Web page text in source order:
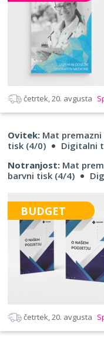
četrtek, 20. avgusta
Ovitek: Mat
tisk (4/0)
Digitalni
Notranjost: Mat
barvni tisk (4/4)
BUDGET
četrtek, 20. avgusta